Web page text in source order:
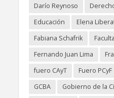
Darío Reynoso
Educación
Elena
Fabiana Schafrik
Fernando Juan Lima
fuero CAyT
Fuero PCyF
GCBA
Gobierno de la